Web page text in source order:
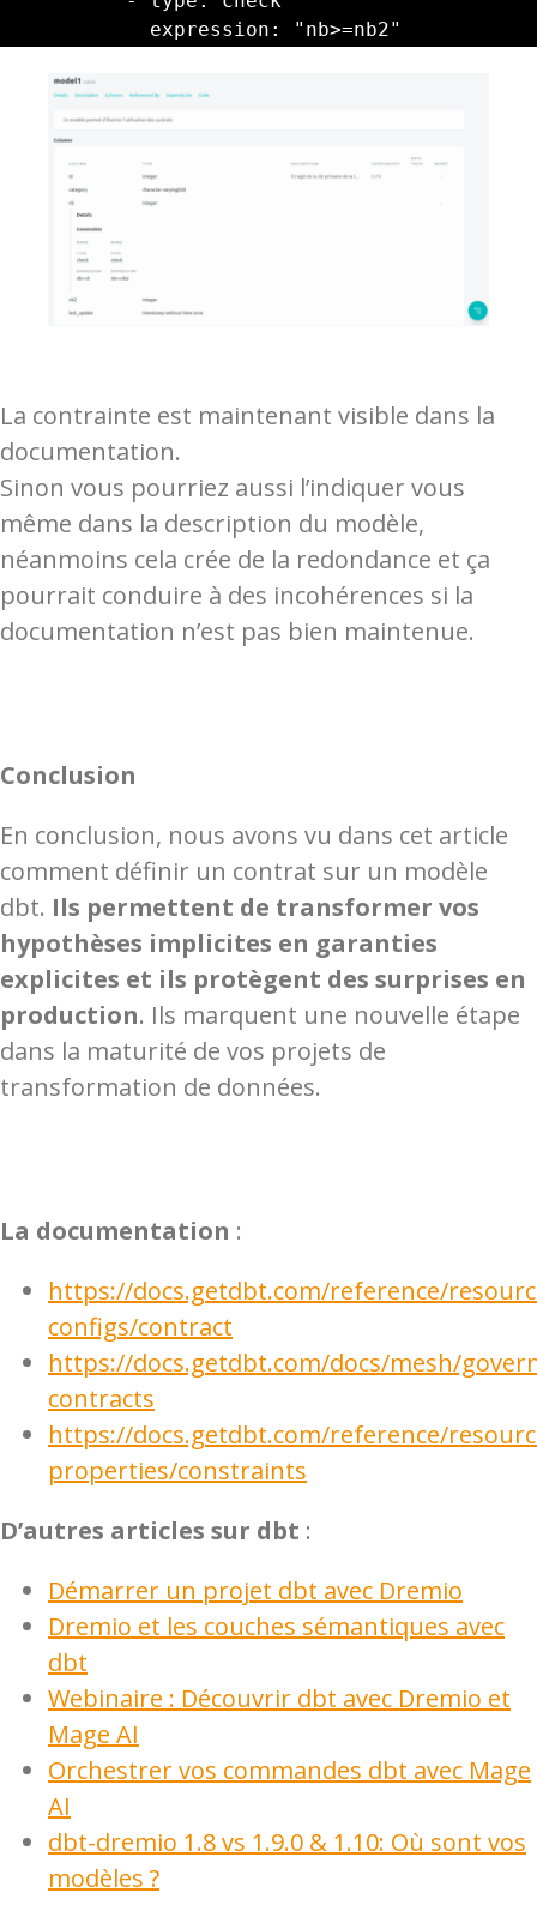
            expression: "nb>=nb2"
La contrainte est maintenant visible dans la
documentation.
Sinon vous pourriez aussi l’indiquer vous
même dans la description du modèle,
néanmoins cela crée de la redondance et ça
pourrait conduire à des incohérences si la
documentation n’est pas bien maintenue.
Conclusion
En conclusion, nous avons vu dans cet article
comment définir un contrat sur un modèle
dbt. Ils permettent de transformer vos
hypothèses implicites en garanties
explicites et ils protègent des surprises en
production. Ils marquent une nouvelle étape
dans la maturité de vos projets de
transformation de données.
La documentation :
https://docs.getdbt.com/reference/
configs/contract
https://docs.getdbt.com/docs/mesh/
contracts
https://docs.getdbt.com/reference/
properties/constraints
D’autres articles sur dbt :
Démarrer un projet dbt avec Dremio
Dremio et les couches sémantiques avec
dbt
Webinaire : Découvrir dbt avec Dremio et
Mage AI
Orchestrer vos commandes dbt avec Mage
AI
dbt-dremio 1.8 vs 1.9.0 & 1.10: Où sont vos
modèles ?